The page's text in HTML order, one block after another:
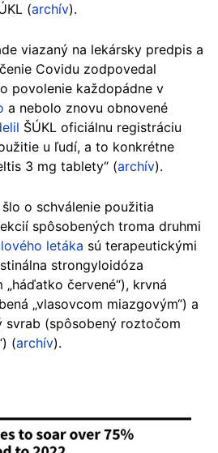
(archív).
viazaný na lekársky predpis a
Covidu zodpovedal
povolenie každopádne v
a nebolo znovu obnovené
ŠÚKL oficiálnu registráciu
u ľudí, a to konkrétne
3 mg tablety“ (archív).
o schválenie použitia
spôsobených troma druhmi
letáka sú terapeutickými
strongyloidóza
červené“), krvná
„vlasovcom miazgovým“) a
(spôsobený roztočom
(archív).